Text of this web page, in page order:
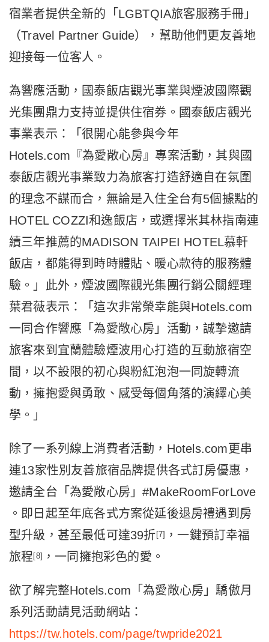
宿業者提供全新的「LGBTQIA旅客服務手冊」
（Travel Partner Guide），幫助他們更友善地
迎接每一位客人。
為響應活動，國泰飯店觀光事業與煙波國際觀
光集團鼎力支持並提供住宿券。國泰飯店觀光
事業表示：「很開心能參與今年
Hotels.com『為愛敞心房』專案活動，其與國
泰飯店觀光事業致力為旅客打造舒適自在氛圍
的理念不謀而合，無論是入住全台有5個據點的
HOTEL COZZI和逸飯店，或選擇米其林指南連
續三年推薦的MADISON TAIPEI HOTEL慕軒
飯店，都能得到時時體貼、暖心款待的服務體
驗。」此外，煙波國際觀光集團行銷公關經理
葉君薇表示：「這次非常榮幸能與Hotels.com
一同合作響應「為愛敞心房」活動，誠摯邀請
旅客來到宜蘭體驗煙波用心打造的互動旅宿空
間，以不設限的初心與粉紅泡泡一同旋轉流
動，擁抱愛與勇敢、感受每個角落的演繹心美
學。」
除了一系列線上消費者活動，Hotels.com更串
連13家性別友善旅宿品牌提供各式訂房優惠，
邀請全台「為愛敞心房」#MakeRoomForLove
。即日起至年底各式方案從延後退房禮遇到房
型升級，甚至最低可達39折 [7]
，一鍵預訂幸福
旅程 [8] ，一同擁抱彩色的愛。
欲了解完整Hotels.com「為愛敞心房」驕傲月
系列活動請見活動網站：
https://tw.hotels.com/page/twpride2021